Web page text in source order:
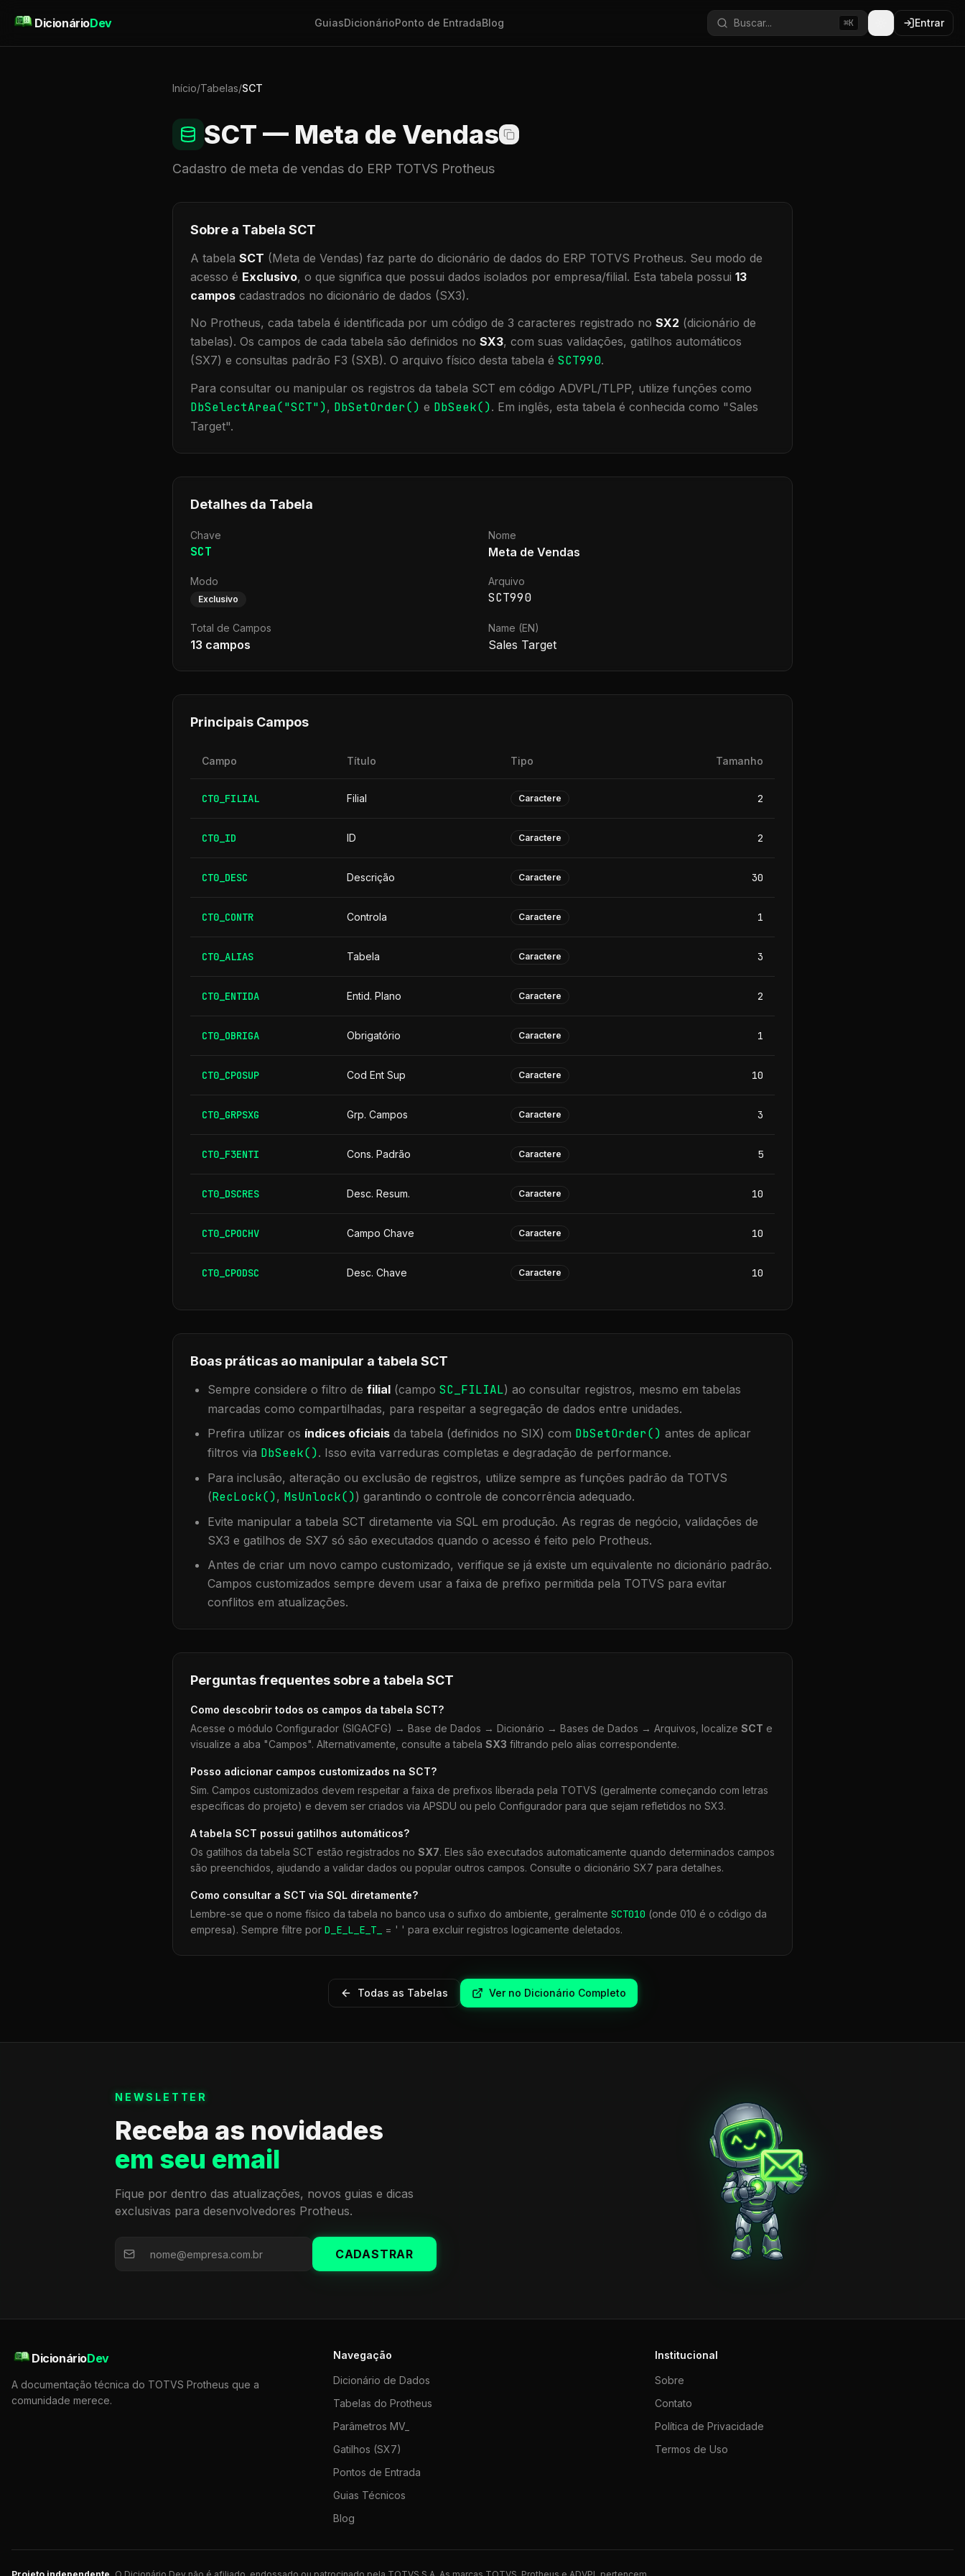
DicionárioDev GuiasDicionárioPonto de EntradaBlog Buscar... ⌘K Entrar
Início/Tabelas/SCT
SCT — Meta de Vendas
Cadastro de meta de vendas do ERP TOTVS Protheus
Sobre a Tabela SCT
A tabela SCT (Meta de Vendas) faz parte do dicionário de dados do ERP TOTVS Protheus. Seu modo de
acesso é Exclusivo, o que significa que possui dados isolados por empresa/filial. Esta tabela possui 13
campos cadastrados no dicionário de dados (SX3).
No Protheus, cada tabela é identificada por um código de 3 caracteres registrado no SX2 (dicionário de
tabelas). Os campos de cada tabela são definidos no SX3, com suas validações, gatilhos automáticos
(SX7) e consultas padrão F3 (SXB). O arquivo físico desta tabela é SCT990.
Para consultar ou manipular os registros da tabela SCT em código ADVPL/TLPP, utilize funções como
DbSelectArea("SCT"), DbSetOrder() e DbSeek(). Em inglês, esta tabela é conhecida como "Sales
Target".
Detalhes da Tabela
Chave
SCT
Nome
Meta de Vendas
Modo
Exclusivo
Arquivo
SCT990
Total de Campos
13 campos
Name (EN)
Sales Target
Principais Campos
Campo Título Tipo Tamanho
CT0_FILIAL Filial Caractere 2
CT0_ID ID Caractere 2
CT0_DESC Descrição Caractere 30
CT0_CONTR Controla Caractere 1
CT0_ALIAS Tabela Caractere 3
CT0_ENTIDA Entid. Plano Caractere 2
CT0_OBRIGA Obrigatório Caractere 1
CT0_CPOSUP Cod Ent Sup Caractere 10
CT0_GRPSXG Grp. Campos Caractere 3
CT0_F3ENTI Cons. Padrão Caractere 5
CT0_DSCRES Desc. Resum. Caractere 10
CT0_CPOCHV Campo Chave Caractere 10
CT0_CPODSC Desc. Chave Caractere 10
Boas práticas ao manipular a tabela SCT
Sempre considere o filtro de filial (campo SC_FILIAL) ao consultar registros, mesmo em tabelas
marcadas como compartilhadas, para respeitar a segregação de dados entre unidades.
Prefira utilizar os índices oficiais da tabela (definidos no SIX) com DbSetOrder() antes de aplicar
filtros via DbSeek(). Isso evita varreduras completas e degradação de performance.
Para inclusão, alteração ou exclusão de registros, utilize sempre as funções padrão da TOTVS
(RecLock(), MsUnlock()) garantindo o controle de concorrência adequado.
Evite manipular a tabela SCT diretamente via SQL em produção. As regras de negócio, validações de
SX3 e gatilhos de SX7 só são executados quando o acesso é feito pelo Protheus.
Antes de criar um novo campo customizado, verifique se já existe um equivalente no dicionário padrão.
Campos customizados sempre devem usar a faixa de prefixo permitida pela TOTVS para evitar
conflitos em atualizações.
Perguntas frequentes sobre a tabela SCT
Como descobrir todos os campos da tabela SCT?
Acesse o módulo Configurador (SIGACFG) → Base de Dados → Dicionário → Bases de Dados → Arquivos, localize SCT e
visualize a aba "Campos". Alternativamente, consulte a tabela SX3 filtrando pelo alias correspondente.
Posso adicionar campos customizados na SCT?
Sim. Campos customizados devem respeitar a faixa de prefixos liberada pela TOTVS (geralmente começando com letras
específicas do projeto) e devem ser criados via APSDU ou pelo Configurador para que sejam refletidos no SX3.
A tabela SCT possui gatilhos automáticos?
Os gatilhos da tabela SCT estão registrados no SX7. Eles são executados automaticamente quando determinados campos
são preenchidos, ajudando a validar dados ou popular outros campos. Consulte o dicionário SX7 para detalhes.
Como consultar a SCT via SQL diretamente?
Lembre-se que o nome físico da tabela no banco usa o sufixo do ambiente, geralmente SCT010 (onde 010 é o código da
empresa). Sempre filtre por D_E_L_E_T_ = ' ' para excluir registros logicamente deletados.
Todas as Tabelas Ver no Dicionário Completo
NEWSLETTER
Receba as novidades
em seu email
Fique por dentro das atualizações, novos guias e dicas
exclusivas para desenvolvedores Protheus.
CADASTRAR
DicionárioDev
A documentação técnica do TOTVS Protheus que a
comunidade merece.
Navegação
Dicionário de Dados
Tabelas do Protheus
Parâmetros MV_
Gatilhos (SX7)
Pontos de Entrada
Guias Técnicos
Blog
Institucional
Sobre
Contato
Política de Privacidade
Termos de Uso